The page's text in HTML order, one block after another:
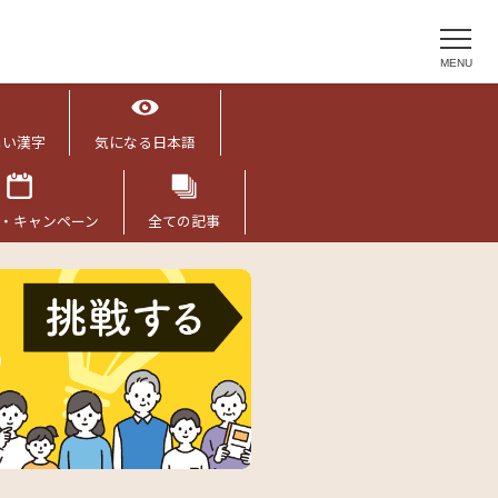
MENU
漢字 気になる日本語
キャンペーン 全ての記事